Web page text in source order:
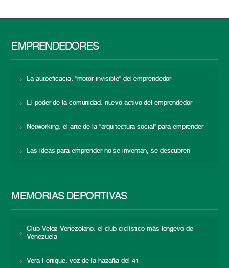
EMPRENDEDORES
La autoeficacia: “motor invisible” del emprendedor
El poder de la comunidad: nuevo activo del emprendedor
Networking: el arte de la “arquitectura social” para emprender
Las ideas para emprender no se inventan, se descubren
MEMORIAS DEPORTIVAS
Club Veloz Venezolano: el club ciclístico más longevo de
Venezuela
Vera Fortique: voz de la hazaña del 41